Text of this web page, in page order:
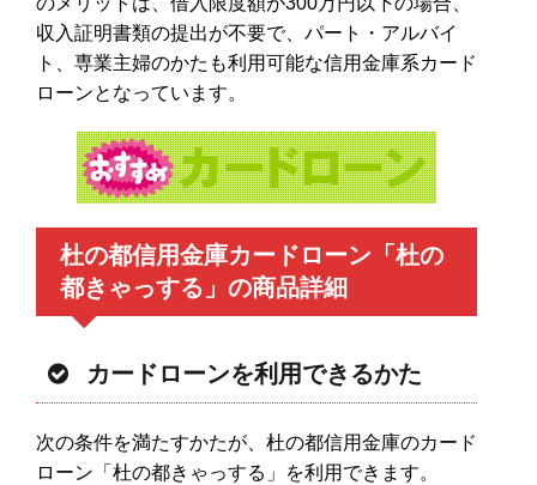
収入証明書類の提出が不要で、パート・アルバイ
ト、専業主婦のかたも利用可能な信用金庫系カード
ローンとなっています。
杜の都信用金庫カードローン「杜の
都きゃっする」の商品詳細
カードローンを利用できるかた
次の条件を満たすかたが、杜の都信用金庫のカード
ローン「杜の都きゃっする」を利用できます。